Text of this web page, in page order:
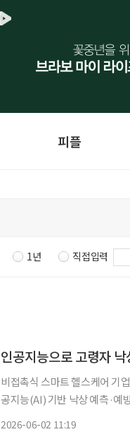
피플
1년 직접입력
인공지능으로 고령자
비접촉식 스마트 헬스케어 기
공지능(AI) 기반 낙상 예측·예방 기술을 공동 개발
2026-06-02 11:19